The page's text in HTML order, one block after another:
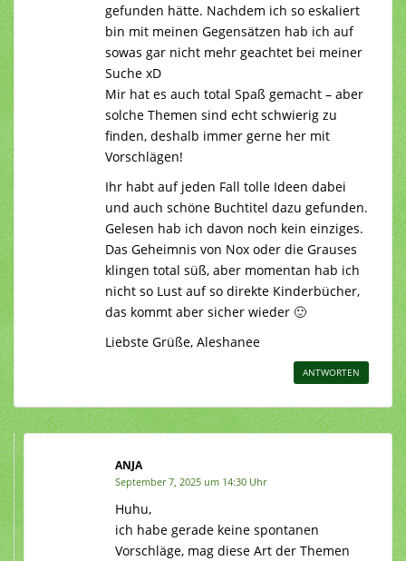
gefunden hätte. Nachdem ich so eskaliert
bin mit meinen Gegensätzen hab ich auf
sowas gar nicht mehr geachtet bei meiner
Suche xD
Mir hat es auch total Spaß gemacht – aber
solche Themen sind echt schwierig zu
finden, deshalb immer gerne her mit
Vorschlägen!
Ihr habt auf jeden Fall tolle Ideen dabei
und auch schöne Buchtitel dazu gefunden.
Gelesen hab ich davon noch kein einziges.
Das Geheimnis von Nox oder die Grauses
klingen total süß, aber momentan hab ich
nicht so Lust auf so direkte Kinderbücher,
das kommt aber sicher wieder 🙂
Liebste Grüße, Aleshanee
ANTWORTEN
ANJA
September 7, 2025 um 14:30 Uhr
Huhu,
ich habe gerade keine spontanen
Vorschläge, mag diese Art der Themen